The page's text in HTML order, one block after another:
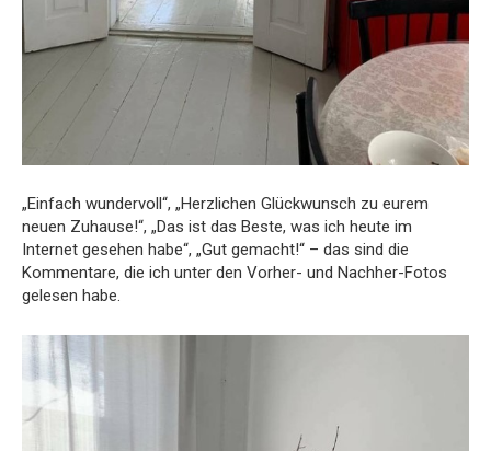
„Einfach wundervoll“, „Herzlichen Glückwunsch zu eurem
neuen Zuhause!“, „Das ist das Beste, was ich heute im
Internet gesehen habe“, „Gut gemacht!“ – das sind die
Kommentare, die ich unter den Vorher- und Nachher-Fotos
gelesen habe.